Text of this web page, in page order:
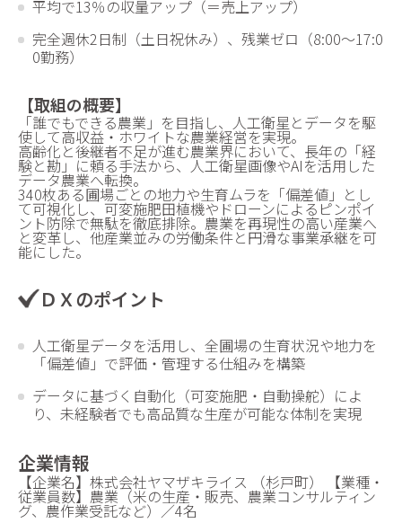
平均で13％の収量アップ（＝売上アップ）
完全週休2日制（土日祝休み）、残業ゼロ（8:00～17:0
0勤務）
【取組の概要】
「誰でもできる農業」を目指し、人工衛星とデータを駆
使して高収益・ホワイトな農業経営を実現。
高齢化と後継者不足が進む農業界において、長年の「経
験と勘」に頼る手法から、人工衛星画像やAIを活用した
データ農業へ転換。
340枚ある圃場ごとの地力や生育ムラを「偏差値」とし
て可視化し、可変施肥田植機やドローンによるピンポイ
ント防除で無駄を徹底排除。農業を再現性の高い産業へ
と変革し、他産業並みの労働条件と円滑な事業承継を可
能にした。
ＤＸのポイント
人工衛星データを活用し、全圃場の生育状況や地力を
「偏差値」で評価・管理する仕組みを構築
データに基づく自動化（可変施肥・自動操舵）によ
り、未経験者でも高品質な生産が可能な体制を実現
企業情報
【企業名】株式会社ヤマザキライス （杉戸町） 【業種・
従業員数】農業（米の生産・販売、農業コンサルティン
グ、農作業受託など）／4名